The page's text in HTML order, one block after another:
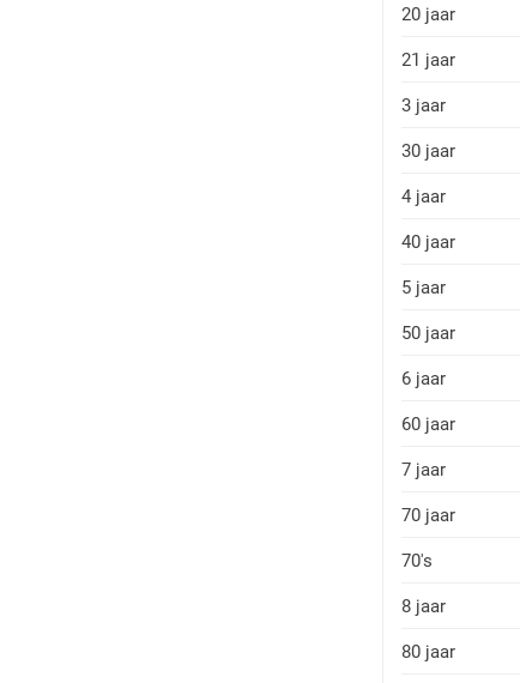
20 jaar
21 jaar
3 jaar
30 jaar
4 jaar
40 jaar
5 jaar
50 jaar
6 jaar
60 jaar
7 jaar
70 jaar
70's
8 jaar
80 jaar